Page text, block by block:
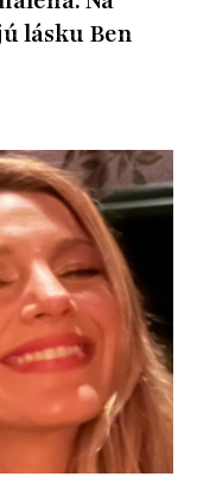
lásku Ben